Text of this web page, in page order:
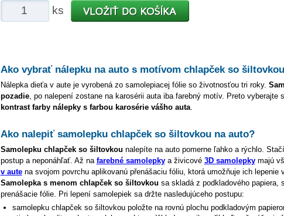
ks
Ako vybrať nálepku na auto s motívom chlapček so šiltovkou
Nálepka dieťa v aute je vyrobená zo samolepiacej fólie so životnosťou tri roky.
pozadie, po nalepení zostane na karosérii auta iba farebný motív. Preto vyberajte
kontrast farby nálepky s farbou karosérie vášho auta.
Ako nalepiť samolepku chlapček so šiltovkouna auto?
Samolepku chlapček so šiltovkou nalepíte na auto pomerne ľahko a rýchlo.
postup a neponáhľať. Až na farebné samolepkya živicové 3D samolepkymajú
v autena svojom povrchu aplikovanú přenášaciu fóliu, ktorá umožňuje ich lepenie
Samolepka s menom chlapček so šiltovkou sa skladá z podkladového papiera,
prenášacie fólie. Pri lepení samolepiek sa držte nasledujúceho postupu:
samolepku chlapček so šiltovkoupoložte na rovnú plochu podkladovým